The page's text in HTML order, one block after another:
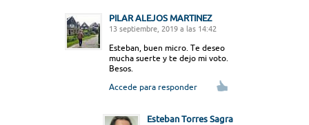
PILAR ALEJOS MARTINEZ
13 septiembre, 2019 a las 14:42
Esteban, buen micro. Te deseo
mucha suerte y te dejo mi voto.
Besos.
Accede para responder
Esteban Torres Sagra